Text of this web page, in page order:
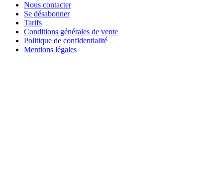
Nous contacter
Se désabonner
Tarifs
Conditions générales de vente
Politique de confidentialité
Mentions légales